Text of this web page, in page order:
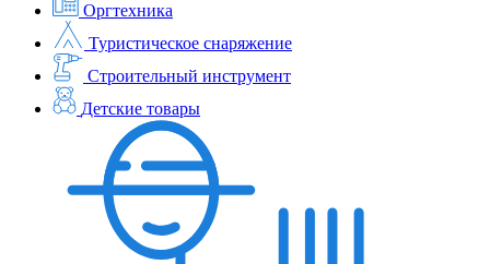
Оргтехника
Туристическое снаряжение
Строительный инструмент
Детские товары